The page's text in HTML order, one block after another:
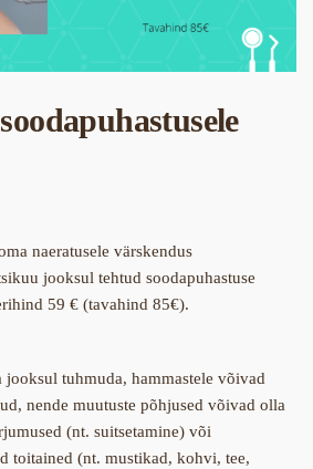
naeratusele värskendus
jooksul tehtud soodapuhastuse
59 € (tavahind 85€).
jooksul tuhmuda, hammastele võivad
nende muutuste põhjused võivad olla
(nt. suitsetamine) või
toitained (nt. mustikad, kohvi, tee,